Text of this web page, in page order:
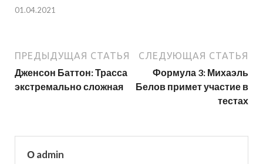
01.04.2021
ПРЕДЫДУЩАЯ СТАТЬЯ
Дженсон Баттон: Трасса
экстремально сложная
СЛЕДУЮЩАЯ СТАТЬЯ
Формула 3: Михаэль
Белов примет участие в
тестах
О admin